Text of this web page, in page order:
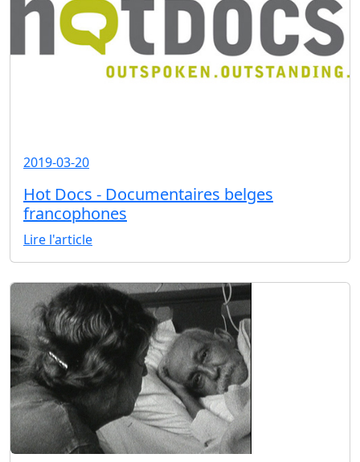
2019-03-20
Hot Docs - Documentaires belges
francophones
Lire l'article